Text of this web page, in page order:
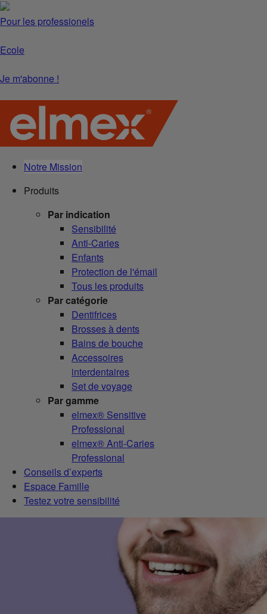
Pour les professionels
Ecole
Je m'abonne !
Notre Mission
Produits
Par indication
Sensibilité
Anti-Caries
Enfants
Protection de l'émail
Tous les produits
Par catégorie
Dentifrices
Brosses à dents
Bains de bouche
Accessoires
interdentaires
Set de voyage
Par gamme
elmex® Sensitive
Professional
elmex® Anti-Caries
Professional
Conseils d’experts
Espace Famille
Testez votre sensibilité